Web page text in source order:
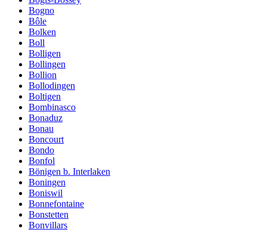
Bogno
Bôle
Bolken
Boll
Bolligen
Bollingen
Bollion
Bollodingen
Boltigen
Bombinasco
Bonaduz
Bonau
Boncourt
Bondo
Bonfol
Bönigen b. Interlaken
Boningen
Boniswil
Bonnefontaine
Bonstetten
Bonvillars